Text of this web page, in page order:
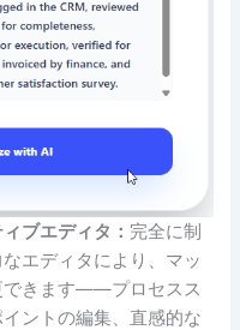
ブエディタ： 完全に制
エディタにより、マッ
できます——プロセスス
ントの編集、直感的な